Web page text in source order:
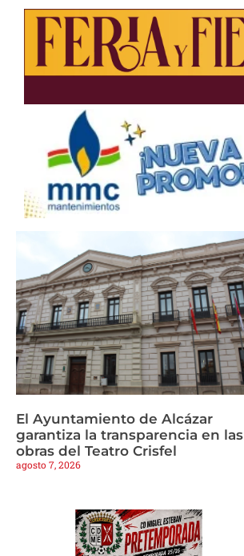
El Ayuntamiento de Alcázar
garantiza la transparencia en las
obras del Teatro Crisfel
agosto 7, 2026